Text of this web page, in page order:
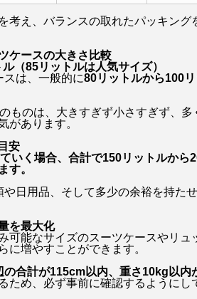
考え、バランスの取れたパッキング
ケースの大きさ比較
（85リットルは人気サイズ）
は、一般的に80リットルから100
ものは、大きすぎず小さすぎず、多
があります。
安
いく場合、合計で150リットルから
す。
日用品、そして多少の余裕を持た
を最大化
可能なサイズのスーツケースやリュ
に増やすことができます。
合計が115cm以内、重さ10kg以内
ため、必ず事前に確認するようにし